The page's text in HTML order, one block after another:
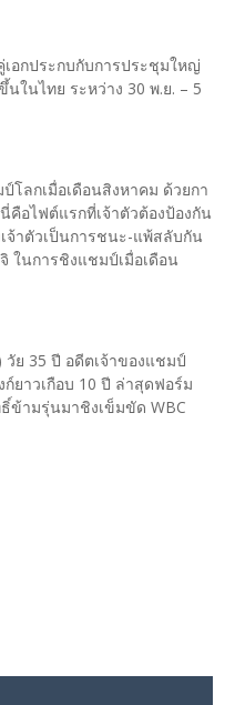
อกประกบกับการประชุมใหญ่
ในไทย ระหว่าง 30 พ.ย. – 5
โลกเมื่อเดือนสิงหาคม ด้วยกา
อไฟต์แรกที่เจ้าตัวต้องป้องกัน
จ้าตัวเป็นการชนะ-แพ้สลับกัน
ในการชิงแชมป์เมื่อเดือน
ย 35 ปี อดีตเจ้าของแชมป์
ยาวเกือบ 10 ปี ล่าสุดฟอร์ม
ข้ามรุ่นมาชิงเข็มขัด WBC